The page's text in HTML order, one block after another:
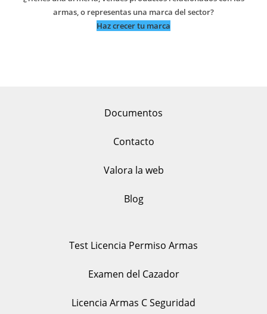
armas, o representas una marca del sector?
Haz crecer tu marca
Documentos
Contacto
Valora la web
Blog
Test Licencia Permiso Armas
Examen del Cazador
Licencia Armas C Seguridad